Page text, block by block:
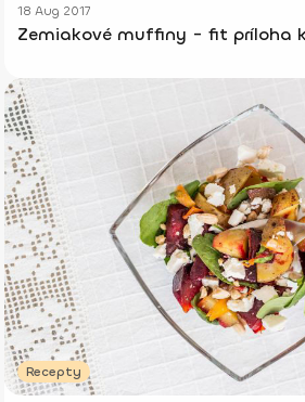
18 Aug 2017
Zemiakové muffiny - fit príloha
Recepty